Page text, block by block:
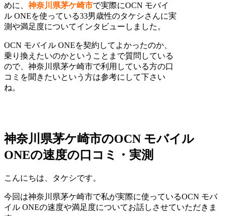
めに、神奈川県茅ケ崎市で実際にOCN モバイ
ル ONEを使っている33男歳性のタケシさんに実
測や満足度についてインタビューしました。
OCN モバイル ONEを契約してよかったのか、
乗り換えたいのかということまで質問している
ので、神奈川県茅ケ崎市で利用している方の口
コミを聞きたいという方は参考にして下さい
ね。
神奈川県茅ケ崎市のOCN モバイル
ONEの速度の口コミ・実測
こんにちは、タケシです。
今回は神奈川県茅ケ崎市で私が実際に使っているOCN モバ
イル ONEの速度や満足度についてお話しさせていただきま